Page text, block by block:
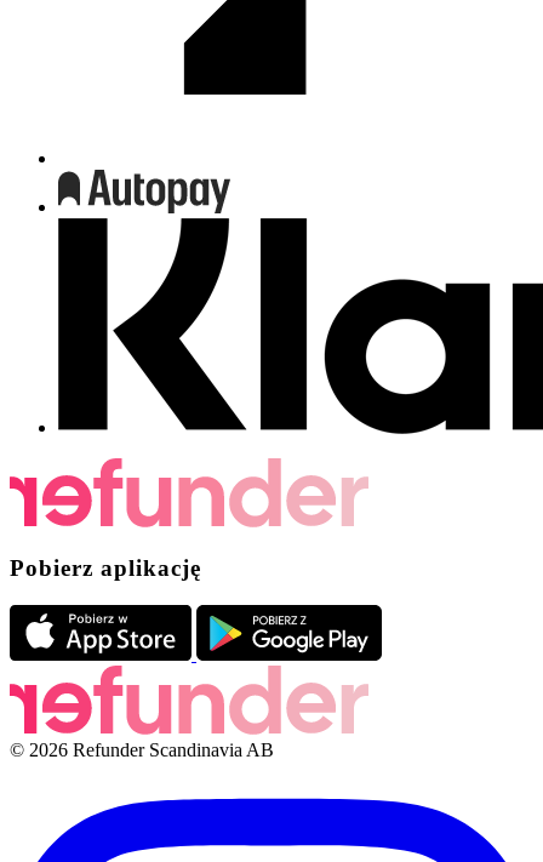
Pobierz aplikację
© 2026 Refunder Scandinavia AB